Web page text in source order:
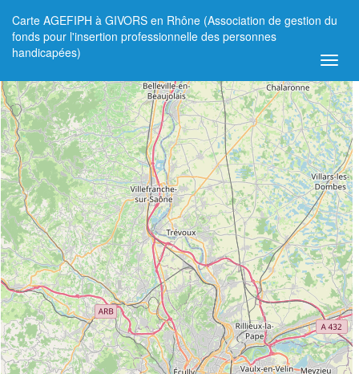
Carte AGEFIPH à GIVORS en Rhône (Association de gestion du
fonds pour l'insertion professionnelle des personnes
handicapées)
+
−